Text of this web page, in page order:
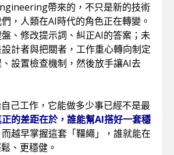
帶來的，不只是新的技術
，人類在AI時代的角色正在轉變。
、修改提示詞、糾正AI的答案；未
計者與把關者，工作重心轉向制定
設置檢查機制，然後放手讓AI去
己工作，它能做多少事已經不是最
的差距在於，誰能幫AI搭好一套穩
而越早掌握這套「韁繩」，誰就能在
、更穩健。